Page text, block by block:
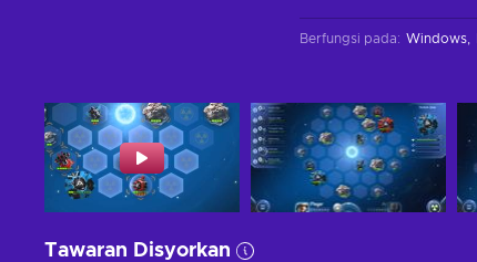
Berfungsi pada: Windows
Tawaran Disyorkan